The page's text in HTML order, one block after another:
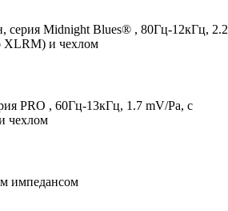
серия Midnight Blues® , 80Гц-12кГц, 2.2
XLRM) и чехлом
PRO , 60Гц-13кГц, 1.7 mV/Pa, c
чехлом
импедансом